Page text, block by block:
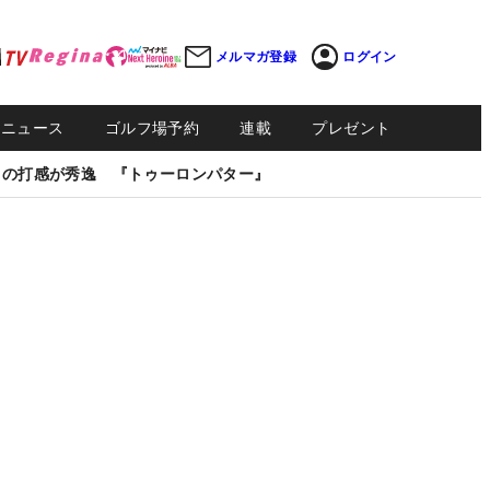
メルマガ登録 ログイン
ュース ゴルフ場予約 連載 プレゼント
打感が秀逸 『トゥーロンパター』